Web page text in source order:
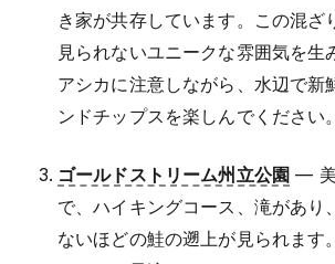
き家が共存しています。この混ざ
見られないユニークな雰囲気を生
アシカに注意しながら、水辺で新
ンドチップスを楽しんでください。
ゴールドストリーム州立公園 — 美
で、ハイキングコース、滝があり
ないほどの鮭の遡上が見られます